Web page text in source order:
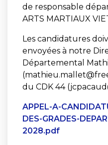
de responsable
ARTS MARTIAUX
Les candidatures
envoyées à notre
Départemental
du CDK 44
APPEL-A-
DES-GRADES-
2028.pdf